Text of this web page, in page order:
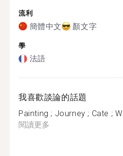
流利
簡體中文 顏文字
學
法語
我喜歡談論的話題
Painting ; Journey ; Cate ;
閱讀更多